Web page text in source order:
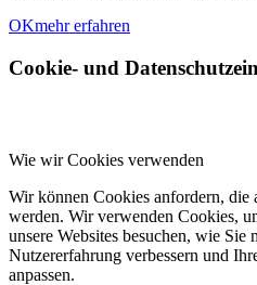
OKmehr erfahren
Cookie- und
Wie wir Cookies verwenden
Wir können Cookies anfordern, die
werden. Wir verwenden Cookies,
unsere Websites besuchen, wie Sie
Nutzererfahrung verbessern und
anpassen.